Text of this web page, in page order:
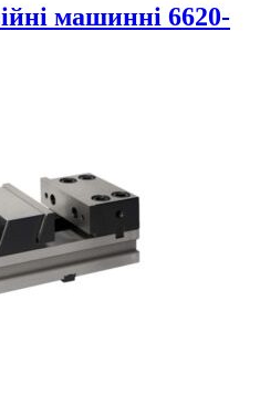
машинні 6620-